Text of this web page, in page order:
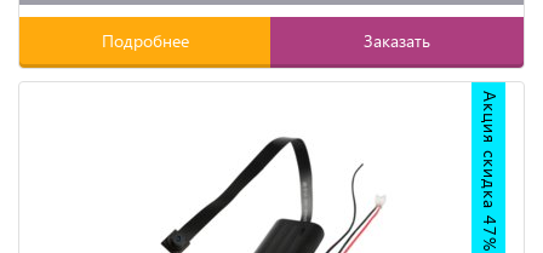
Подробнее Заказать
Акция скидка 47%